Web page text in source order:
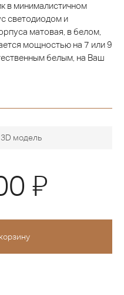
в минималистичном
светодиодом и
матовая, в белом,
мощностью на 7 или 9
белым, на Ваш
модель
Я